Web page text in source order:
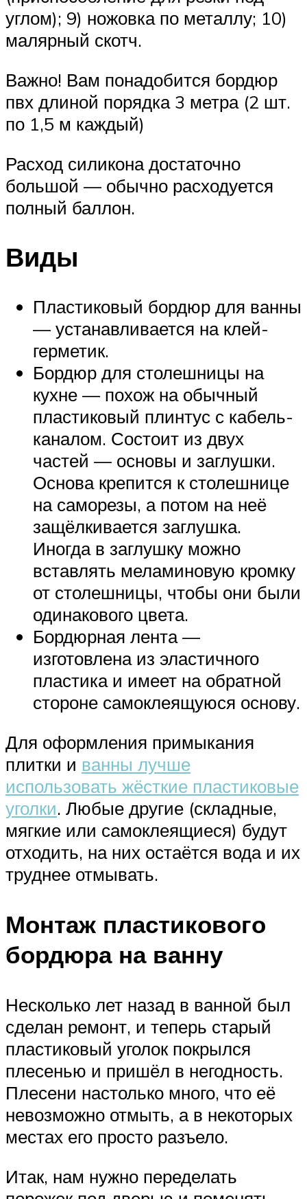
углом); 9) ножовка по металлу; 10)
малярный скотч.
Важно! Вам понадобится бордюр
пвх длиной порядка 3 метра (2 шт.
по 1,5 м каждый)
Расход силикона достаточно
большой — обычно расходуется
полный баллон.
Виды
Пластиковый бордюр для ванны
— устанавливается на клей-
герметик.
Бордюр для столешницы на
кухне — похож на обычный
пластиковый плинтус с кабель-
каналом. Состоит из двух
частей — основы и заглушки.
Основа крепится к столешнице
на саморезы, а потом на неё
защёлкивается заглушка.
Иногда в заглушку можно
вставлять меламиновую кромку
от столешницы, чтобы они были
одинакового цвета.
Бордюрная лента —
изготовлена из эластичного
пластика и имеет на обратной
стороне самоклеящуюся основу.
Для оформления примыкания
плитки и ванны лучше
использовать жёсткие пластиковые
уголки. Любые другие (складные,
мягкие или самоклеящиеся) будут
отходить, на них остаётся вода и их
труднее отмывать.
Монтаж пластикового
бордюра на ванну
Несколько лет назад в ванной был
сделан ремонт, и теперь старый
пластиковый уголок покрылся
плесенью и пришёл в негодность.
Плесени настолько много, что её
невозможно отмыть, а в некоторых
местах его просто разъело.
Итак, нам нужно переделать